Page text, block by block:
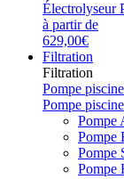
Électrolyseur
à partir de
629,00€
Filtration
Filtration
Pompe
Pompe piscine
Pompe
Pompe
Pompe
Pompe